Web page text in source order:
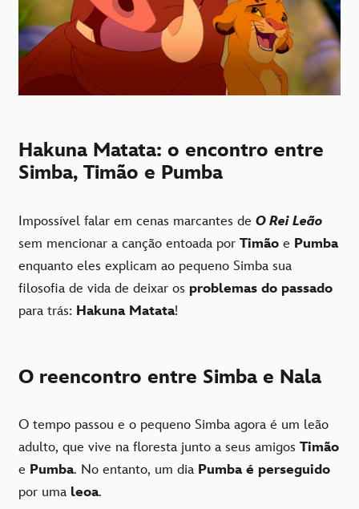
Hakuna Matata: o encontro entre
Simba, Timão e Pumba
Impossível falar em cenas marcantes de O Rei Leão
sem mencionar a canção entoada por Timão e Pumba
enquanto eles explicam ao pequeno Simba sua
filosofia de vida de deixar os problemas do passado
para trás: Hakuna Matata!
O reencontro entre Simba e Nala
O tempo passou e o pequeno Simba agora é um leão
adulto, que vive na floresta junto a seus amigos Timão
e Pumba. No entanto, um dia Pumba é perseguido
por uma leoa.